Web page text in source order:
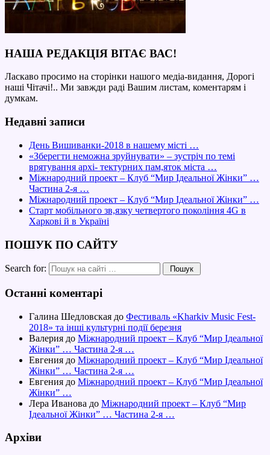
НАША РЕДАКЦІЯ ВІТАЄ ВАС!
Ласкаво просимо на сторінки нашого медіа-видання, Дорогі
наші Чітачі!.. Ми завжди раді Вашим листам, коментарям і
думкам.
Недавні записи
День Вишиванки-2018 в нашему місті …
«Зберегти неможна зруйнувати» – зустріч по темі
врятування архі- тектурних пам,яток міста …
Міжнародний проект – Клуб “Мир Iдеальної Жінки” …
Частина 2-я …
Міжнародний проект – Клуб “Мир Iдеальної Жінки” …
Старт мобільного зв,язку четвертого покоління 4G в
Харкові й в Україні
ПОШУК ПО САЙТУ
Search for:
Останні коментарі
Галина Шедловская до Фестиваль «Kharkiv Music Fest-
2018» та інші культурні події березня
Валерия до Міжнародний проект – Клуб “Мир Iдеальної
Жінки” … Частина 2-я …
Евгения до Міжнародний проект – Клуб “Мир Iдеальної
Жінки” … Частина 2-я …
Евгения до Міжнародний проект – Клуб “Мир Iдеальної
Жінки” …
Лера Иванова до Міжнародний проект – Клуб “Мир
Iдеальної Жінки” … Частина 2-я …
Архіви